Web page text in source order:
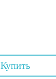
Купить